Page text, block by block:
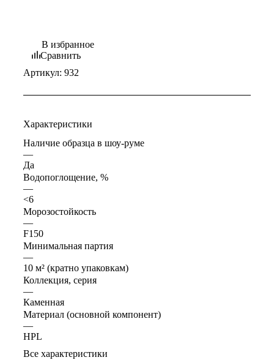
В избранное
Сравнить
Артикул: 932
Характеристики
Наличие образца в шоу-руме
—
Да
Водопоглощение, %
—
<6
Морозостойкость
—
F150
Минимальная партия
—
10 м² (кратно упаковкам)
Коллекция, серия
—
Каменная
Материал (основной компонент)
—
HPL
Все характеристики